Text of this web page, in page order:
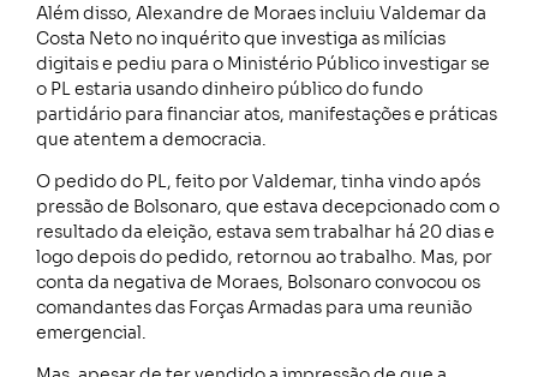
Além disso, Alexandre de Moraes incluiu Valdemar da
Costa Neto no inquérito que investiga as milícias
digitais e pediu para o Ministério Público investigar se
o PL estaria usando dinheiro público do fundo
partidário para financiar atos, manifestações e práticas
que atentem a democracia.
O pedido do PL, feito por Valdemar, tinha vindo após
pressão de Bolsonaro, que estava decepcionado com o
resultado da eleição, estava sem trabalhar há 20 dias e
logo depois do pedido, retornou ao trabalho. Mas, por
conta da negativa de Moraes, Bolsonaro convocou os
comandantes das Forças Armadas para uma reunião
emergencial.